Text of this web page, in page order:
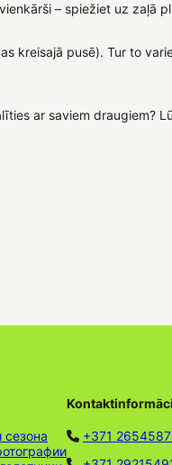
– spiežiet uz
kreisajā pusē). Tur to
ar saviem draugiem?
сезона
+371